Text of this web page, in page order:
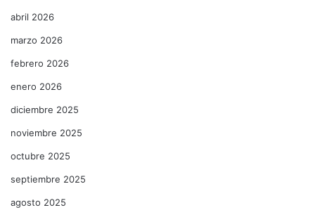
abril 2026
marzo 2026
febrero 2026
enero 2026
diciembre 2025
noviembre 2025
octubre 2025
septiembre 2025
agosto 2025